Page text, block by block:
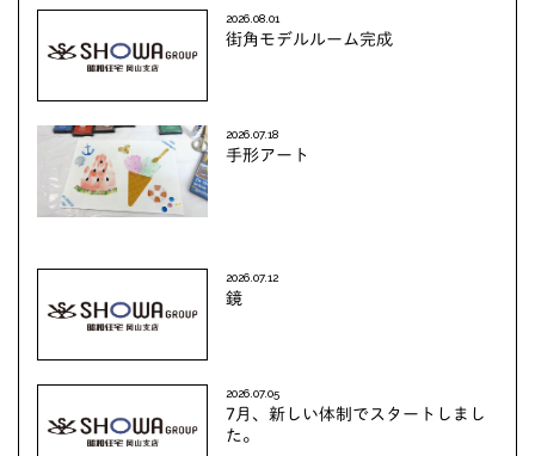
2026.08.01
街角モデルルーム完成
2026.07.18
手形アート
2026.07.12
鏡
2026.07.05
7月、新しい体制でスタートしまし
た。